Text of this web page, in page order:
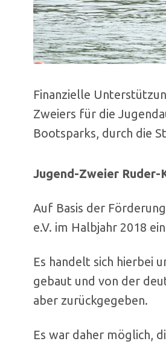
Finanzielle
Zweiers für die
Bootsparks, durch die
Jugend-Zweier Ruder-
Auf Basis der
e.V. im Halbjahr 2018
Es handelt sich hierbei
gebaut und von der
aber zurückgegeben.
Es war daher möglich,